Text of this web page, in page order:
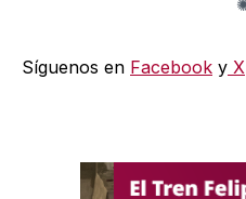
Síguenos en Facebook y X